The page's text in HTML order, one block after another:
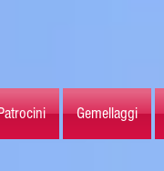
Gemellaggi